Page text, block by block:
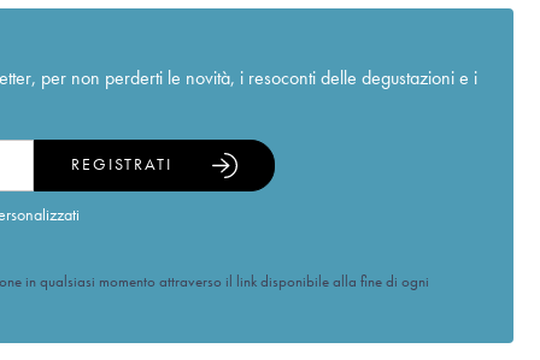
per non perderti le novità, i resoconti delle degustazioni e i
REGISTRATI
in qualsiasi momento attraverso il link disponibile alla fine di ogni